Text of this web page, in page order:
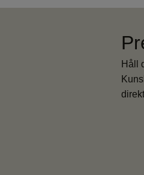
Håll